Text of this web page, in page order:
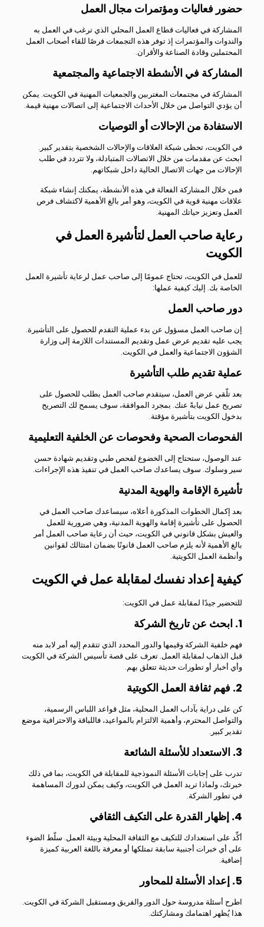
حضور فعاليات ومؤتمرات مجال العمل
المشاركة في فعاليات قطاع العمل المحلي الذي ترغب في العمل به
والندوات والمؤتمرات إذ توفر هذه التجمعات فرصًا للقاء أصحاب العمل
المحتملين وقادة الصناعة والأقران.
المشاركة في الأنشطة الاجتماعية والمجتمعية
المشاركة في مجتمعات المغتربين والجمعيات المهنية في الكويت. يمكن
أن يؤدي التواصل من خلال الأحداث الاجتماعية إلى اتصالات مهنية قيمة.
الاستفادة من الإحالات أو التوصيات
في الكويت، تحظى شبكة العلاقات والإحالات الشخصية بتقدير كبير.
ابحث عن مقدمات من خلال الاتصالات المتبادلة، ولا تتردد في طلب
الإحالات من جهات الاتصال الحالية داخل شبكاتهم.
فمن خلال المشاركة الفعالة في هذه الأنشطة، يمكنك إنشاء شبكة
علاقات مهنية قوية في الكويت، وهو أمر بالغ الأهمية لاكتشاف فرص
العمل وتعزيز حياتك المهنية.
رعاية صاحب العمل لتأشيرة العمل في
الكويت
للعمل في الكويت، تحتاج عمومًا إلى صاحب عمل لرعاية تأشيرة العمل
الخاصة بك. إليك كيفية عملها:
دور صاحب العمل
إن صاحب العمل مسؤول عن بدء عملية التقدم للحصول على التأشيرة.
يجب عليه تقديم عرض عمل وتقديم المستندات اللازمة إلى وزارة
الشؤون الاجتماعية والعمل في الكويت.
عملية تقديم طلب التأشيرة
بعد تلّقي عرض العمل، سيتقدم صاحب العمل بطلب للحصول على
تصريح عمل نيابةً عنك. بمجرد الموافقة، سوف يسمح لك التصريح
بدخول الكويت بتأشيرة مؤقتة.
الفحوصات الصحية وفحوصات عن الخلفية التعليمية
عند الوصول، ستحتاج إلى الخضوع لفحص طبي وتقديم شهادة حسن
سير وسلوك. سوف يساعدك صاحب العمل في تنفيذ هذه الإجراءات.
تأشيرة الإقامة والهوية المدنية
بعد إكمال الخطوات المذكورة أعلاه، سيساعدك صاحب العمل في
الحصول على تأشيرة إقامة والهوية المدنية، وهي ضرورية للعمل
والعيش بشكل قانوني في الكويت، حيث أن رعاية صاحب العمل أمر
بالغ الأهمية لأنه يلزم صاحب العمل قانونًا بضمان امتثالك لقوانين
وأنظمة العمل الكويتية.
كيفية إعداد نفسك لمقابلة عمل في الكويت
للتحضير جيدًا لمقابلة عمل في الكويت:
1. ابحث عن تاريخ الشركة
فهم خلفية الشركة وقيمها والدور المحدد الذي تتقدم إليه أمر لابد منه
قبل الذهاب لمقابلة العمل. تعرف على قصة تأسيس الشركة في الكويت
وأي أخبار أو تطورات حديثة تتعلق بهم.
2. فهم ثقافة العمل الكويتية
كن على دراية بآداب العمل المحلية، مثل قواعد اللباس الرسمية،
والتواصل المحترم، وأهمية الالتزام بالمواعيد، فاللباقة والاحترافية موضع
تقدير كبير.
3. الاستعداد للأسئلة الشائعة
تدرب على إجابات الأسئلة النموذجية للمقابلة في الكويت، بما في ذلك
خبرتك، ولماذا تريد العمل في الكويت، وكيف يمكن لدورك المساهمة
في تطور الشركة.
4. إظهار القدرة على التكيف الثقافي
أكِّد على استعدادك للتكيف مع الثقافة المحلية وبيئة العمل. سلّط الضوء
على أي خبرات أجنبية سابقة تمتلكها أو معرفة باللغة العربية كميزة
إضافية.
5. إعداد الأسئلة للمحاور
اطرح أسئلة مدروسة حول الدور والفريق ومستقبل الشركة في الكويت.
هذا يُظهر اهتمامك ومشاركتك.